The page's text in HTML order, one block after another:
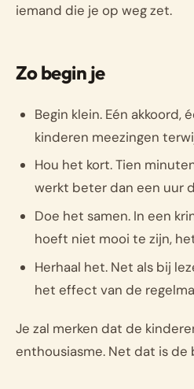
iemand die je op weg zet.
Zo begin je
Begin klein. Eén akkoord,
kinderen meezingen
Hou het kort. Tien
werkt beter dan een uur
Doe het samen. In een
hoeft niet mooi te zijn,
Herhaal het. Net als bij
het effect van de
Je zal merken dat de
enthousiasme. Net dat is de